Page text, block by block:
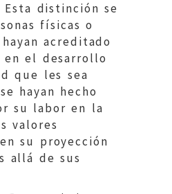
distinción se
físicas o
acreditado
en el desarrollo
que les sea
hayan hecho
su labor en la
valores
su proyección
allá de sus